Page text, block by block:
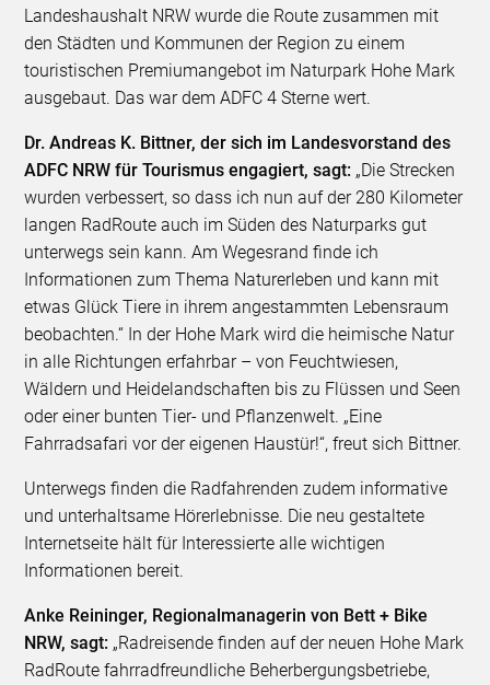
Landeshaushalt NRW wurde die Route zusammen mit
den Städten und Kommunen der Region zu einem
touristischen Premiumangebot im Naturpark Hohe Mark
ausgebaut. Das war dem ADFC 4 Sterne wert.
Dr. Andreas K. Bittner, der sich im Landesvorstand des
ADFC NRW für Tourismus engagiert, sagt: „Die Strecken
wurden verbessert, so dass ich nun auf der 280 Kilometer
langen RadRoute auch im Süden des Naturparks gut
unterwegs sein kann. Am Wegesrand finde ich
Informationen zum Thema Naturerleben und kann mit
etwas Glück Tiere in ihrem angestammten Lebensraum
beobachten.“ In der Hohe Mark wird die heimische Natur
in alle Richtungen erfahrbar – von Feuchtwiesen,
Wäldern und Heidelandschaften bis zu Flüssen und Seen
oder einer bunten Tier- und Pflanzenwelt. „Eine
Fahrradsafari vor der eigenen Haustür!“, freut sich Bittner.
Unterwegs finden die Radfahrenden zudem informative
und unterhaltsame Hörerlebnisse. Die neu gestaltete
Internetseite hält für Interessierte alle wichtigen
Informationen bereit.
Anke Reininger, Regionalmanagerin von Bett + Bike
NRW, sagt: „Radreisende finden auf der neuen Hohe Mark
RadRoute fahrradfreundliche Beherbergungsbetriebe,